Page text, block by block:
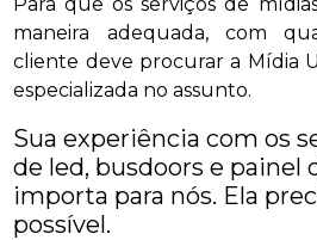
maneira adequada, com
cliente deve procurar a Mídia
especializada no assunto.
Sua experiência com os
de led, busdoors e painel
importa para nós. Ela
possível.